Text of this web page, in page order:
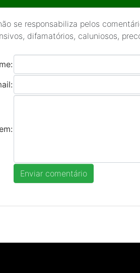
se responsabiliza pelos
difamatórios, caluniosos,